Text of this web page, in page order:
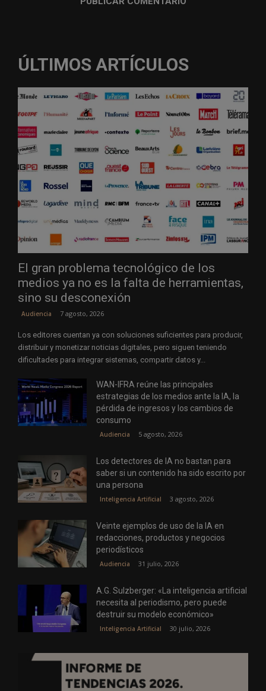
ÚLTIMOS ARTÍCULOS
El gran problema tecnológico de los
medios ya no es la falta de herramientas,
sino su desconexión
Audiencia 7 agosto, 2026
Los editores cuentan ya con soluciones suficientes para producir,
distribuir y monetizar noticias digitales, pero siguen teniendo
dificultades para integrar sistemas, compartir datos y...
WAN-IFRA reúne las principales
estrategias de los medios ante la IA, la
pérdida de ingresos y los cambios de
consumo
Audiencia 5 agosto, 2026
Los detectores de IA no bastan para
saber si un contenido ha sido escrito por
una persona
Inteligencia Artificial 3 agosto, 2026
Veinte ejemplos de uso de la IA en
redacciones, productos y negocios
periodísticos
Audiencia 31 julio, 2026
A.G. Sulzberger: «La inteligencia artificial
necesita al periodismo, pero puede
destruir su modelo económico»
Inteligencia Artificial 30 julio, 2026